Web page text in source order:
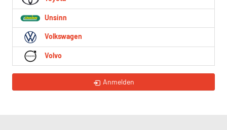
Unsinn
Volkswagen
Volvo
Anmelden